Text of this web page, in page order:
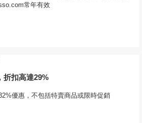
常年有效
折扣高達29%
優惠，不包括特賣商品或限時促銷